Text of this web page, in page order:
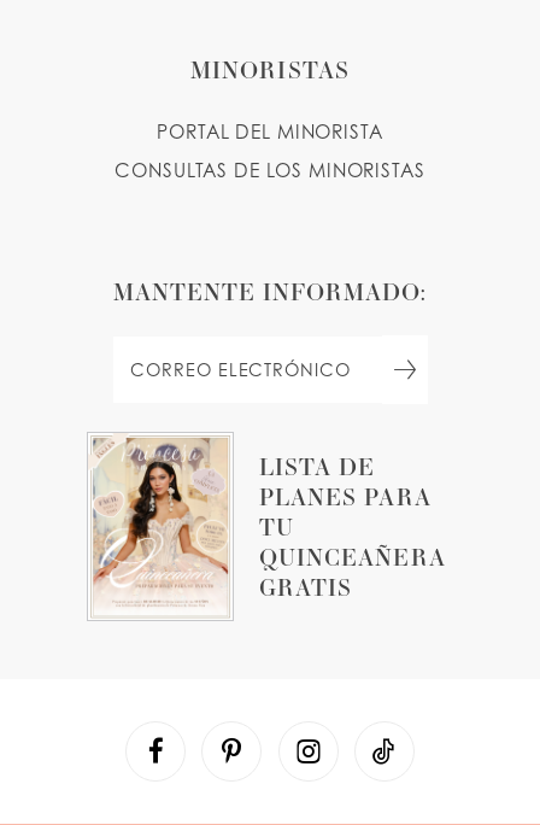
LISTA DE
PLANES PARA
TU
QUINCEAÑERA
GRATIS
MINORISTAS
PORTAL DEL MINORISTA
CONSULTAS DE LOS MINORISTAS
MANTENTE INFORMADO: